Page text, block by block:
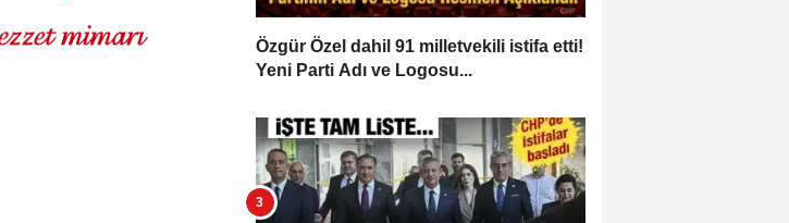
Özgür Özel dahil 91 milletvekili istifa etti!
Yeni Parti Adı ve Logosu...